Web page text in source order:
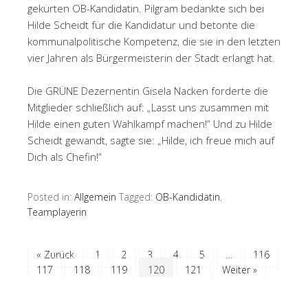
gekürten OB-Kandidatin. Pilgram bedankte sich bei
Hilde Scheidt für die Kandidatur und betonte die
kommunalpolitische Kompetenz, die sie in den letzten
vier Jahren als Bürgermeisterin der Stadt erlangt hat.
Die GRÜNE Dezernentin Gisela Nacken forderte die
Mitglieder schließlich auf: „Lasst uns zusammen mit
Hilde einen guten Wahlkampf machen!“ Und zu Hilde
Scheidt gewandt, sagte sie: „Hilde, ich freue mich auf
Dich als Chefin!“
Posted in: Allgemein Tagged: OB-Kandidatin,
Teamplayerin
« Zurück 1 2 3 4 5 …
116
117
118 119 120 121 Weiter »